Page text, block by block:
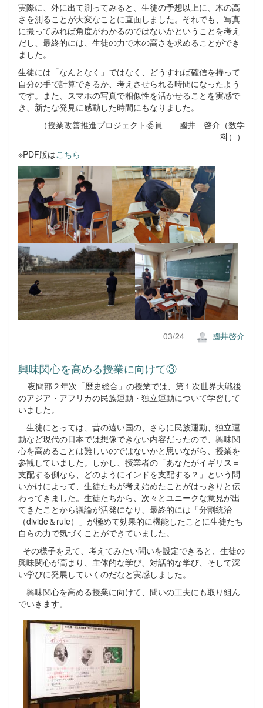
実際に、外に出て測ってみると、生徒の予想以上に、木の高
さを測ることが大変なことに直面しました。それでも、写真
に撮ってみれば角度がわかるのではないかということを考え
だし、最終的には、生徒の力で木の高さを求めることができ
ました。
生徒には「なんとなく」ではなく、どうすれば確信を持って
自分の手で計算できるか、考えさせられる時間になったよう
です。また、スマホの写真で相似性を活かせることを実感で
き、新たな発見に感動した時間にもなりました。
（授業改善推進プロジェクト委員 國井 啓介（数学
科））
※PDF版はこちら
03/24 國井啓介
興味関心を高める授業に向けて③
夜間部２年次「歴史総合」の授業では、第１次世界大戦後
のアジア・アフリカの民族運動・独立運動について学習して
いました。
生徒にとっては、昔の遠い国の、さらに民族運動、独立運
動など現代の日本では想像できない内容だったので、興味関
心を高めることは難しいのではないかと思いながら、授業を
参観していました。しかし、授業者の「あなたがイギリス＝
支配する側なら、どのようにインドを支配する？」という問
いかけによって、生徒たちが考え始めたことがはっきりと伝
わってきました。生徒たちから、次々とユニークな意見が出
てきたことから議論が活発になり、最終的には「分割統治
（divide＆rule）」が極めて効果的に機能したことに生徒たち
自らの力で気づくことができていました。
その様子を見て、考えてみたい問いを設定できると、生徒の
興味関心が高まり、主体的な学び、対話的な学び、そして深
い学びに発展していくのだなと実感しました。
興味関心を高める授業に向けて、問いの工夫にも取り組ん
でいきます。